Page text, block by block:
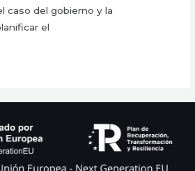
caso del gobierno y la
el